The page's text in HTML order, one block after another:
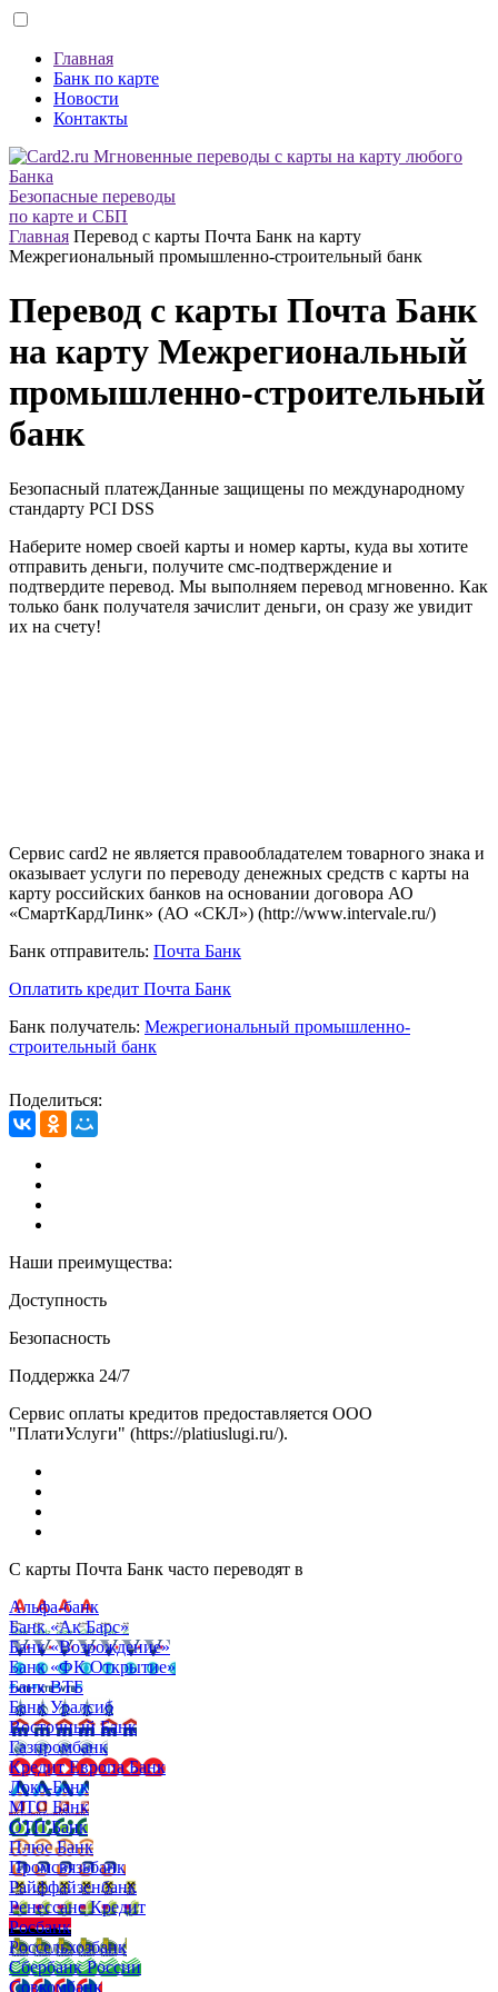
Главная
Банк по карте
Новости
Контакты
Безопасные переводы
по карте и СБП
Главная Перевод с карты Почта Банк на карту
Межрегиональный промышленно-строительный банк
Перевод с карты Почта Банк
на карту Межрегиональный
промышленно-строительный
банк
Безопасный платежДанные защищены по международному
стандарту PCI DSS
Наберите номер своей карты и номер карты, куда вы хотите
отправить деньги, получите смс-подтверждение и
подтвердите перевод. Мы выполняем перевод мгновенно. Как
только банк получателя зачислит деньги, он сразу же увидит
их на счету!
Сервис card2 не является правообладателем товарного знака и
оказывает услуги по переводу денежных средств с карты на
карту российских банков на основании договора АО
«СмартКардЛинк» (АО «СКЛ») (http://www.intervale.ru/)
Банк отправитель: Почта Банк
Оплатить кредит Почта Банк
Банк получатель: Межрегиональный промышленно-
строительный банк
Поделиться:
Наши преимущества:
Доступность
Безопасность
Поддержка 24/7
Сервис оплаты кредитов предоставляется ООО
"ПлатиУслуги" (https://platiuslugi.ru/).
С карты Почта Банк часто переводят в
Альфа-банк
Банк «Ак Барс»
Банк «Возрождение»
Банк «ФК Открытие»
Банк ВТБ
Банк Уралсиб
Восточный Банк
Газпромбанк
Кредит Европа Банк
Локо-Банк
МТС Банк
ОТП Банк
Плюс Банк
Промсвязьбанк
Райффайзенбанк
Ренессанс Кредит
Росбанк
Россельхозбанк
Сбербанк России
Совкомбанк